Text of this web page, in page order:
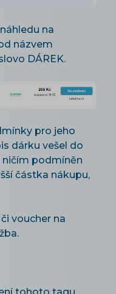
na
názvem
DÁREK.
pro jeho
dárku vešel do
ničím podmíněn
částka nákupu,
voucher na